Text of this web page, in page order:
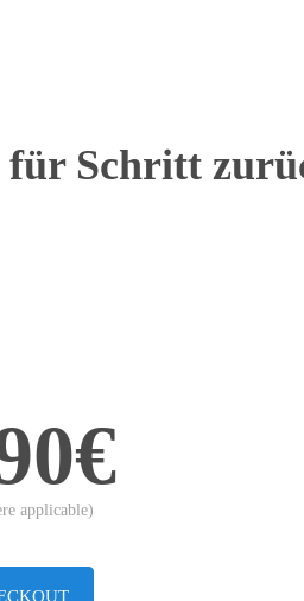
Schritt
applicable)